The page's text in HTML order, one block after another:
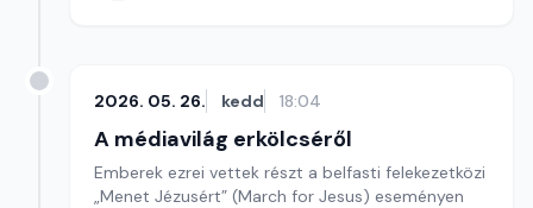
2026. 05. 26. kedd 18:04
A médiavilág erkölcséről
Emberek ezrei vettek részt a belfasti felekezetközi
„Menet Jézusért” (March for Jesus) eseményen